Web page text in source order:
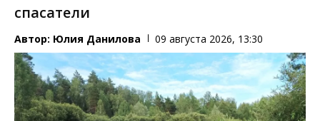
спасатели
Автор: Юлия Данилова 09 августа 2026, 13:30